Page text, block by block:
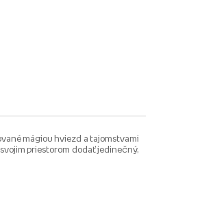
mágiou hviezd a tajomstvami
priestorom dodať jedinečný,